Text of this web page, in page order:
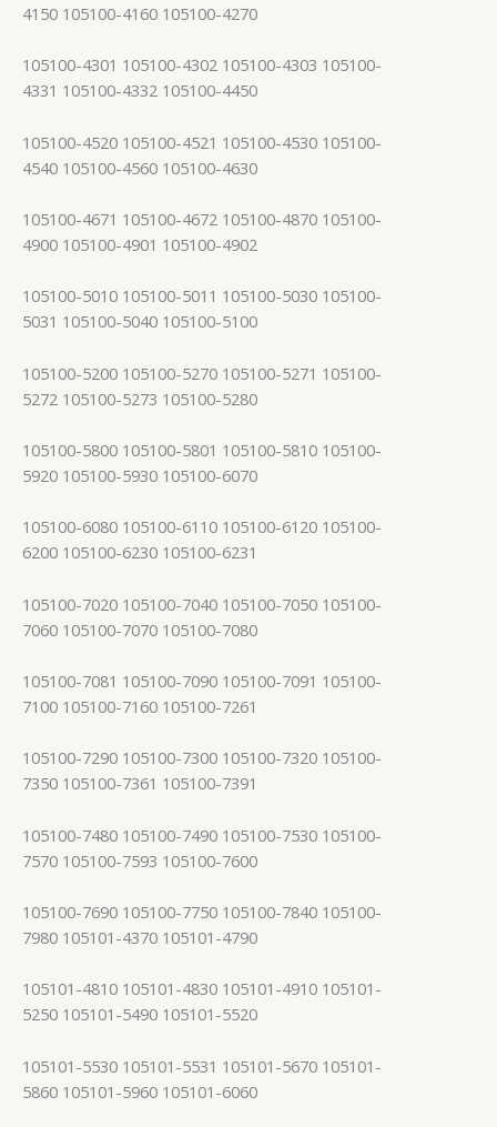
4150 105100-4160 105100-4270
105100-4301 105100-4302 105100-4303 105100-
4331 105100-4332 105100-4450
105100-4520 105100-4521 105100-4530 105100-
4540 105100-4560 105100-4630
105100-4671 105100-4672 105100-4870 105100-
4900 105100-4901 105100-4902
105100-5010 105100-5011 105100-5030 105100-
5031 105100-5040 105100-5100
105100-5200 105100-5270 105100-5271 105100-
5272 105100-5273 105100-5280
105100-5800 105100-5801 105100-5810 105100-
5920 105100-5930 105100-6070
105100-6080 105100-6110 105100-6120 105100-
6200 105100-6230 105100-6231
105100-7020 105100-7040 105100-7050 105100-
7060 105100-7070 105100-7080
105100-7081 105100-7090 105100-7091 105100-
7100 105100-7160 105100-7261
105100-7290 105100-7300 105100-7320 105100-
7350 105100-7361 105100-7391
105100-7480 105100-7490 105100-7530 105100-
7570 105100-7593 105100-7600
105100-7690 105100-7750 105100-7840 105100-
7980 105101-4370 105101-4790
105101-4810 105101-4830 105101-4910 105101-
5250 105101-5490 105101-5520
105101-5530 105101-5531 105101-5670 105101-
5860 105101-5960 105101-6060